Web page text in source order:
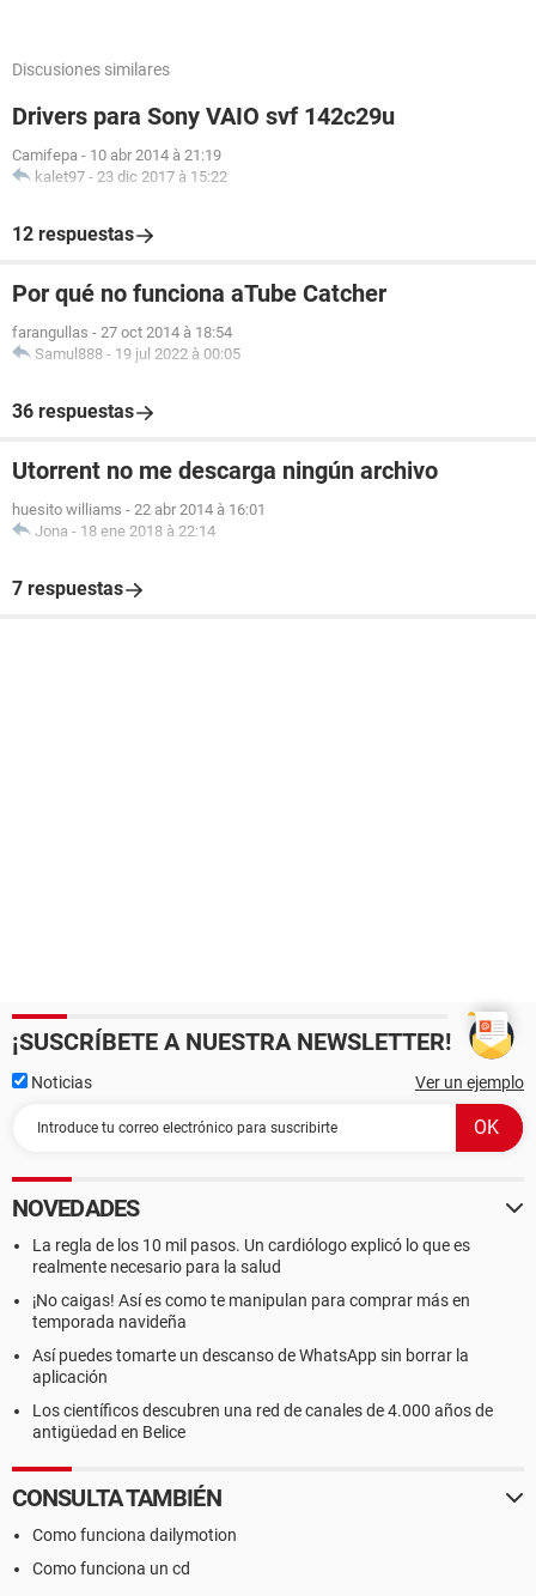
Discusiones similares
Drivers para Sony VAIO svf 142c29u
Camifepa - 10 abr 2014 à 21:19
kalet97 - 23 dic 2017 à 15:22
12 respuestas
Por qué no funciona aTube Catcher
farangullas - 27 oct 2014 à 18:54
Samul888 - 19 jul 2022 à 00:05
36 respuestas
Utorrent no me descarga ningún archivo
huesito williams - 22 abr 2014 à 16:01
Jona - 18 ene 2018 à 22:14
7 respuestas
¡SUSCRÍBETE A NUESTRA NEWSLETTER!
Noticias Ver un ejemplo
NOVEDADES
La regla de los 10 mil pasos. Un cardiólogo explicó lo que es
realmente necesario para la salud
¡No caigas! Así es como te manipulan para comprar más en
temporada navideña
Así puedes tomarte un descanso de WhatsApp sin borrar la
aplicación
Los científicos descubren una red de canales de 4.000 años de
antigüedad en Belice
CONSULTA TAMBIÉN
Como funciona dailymotion
Como funciona un cd